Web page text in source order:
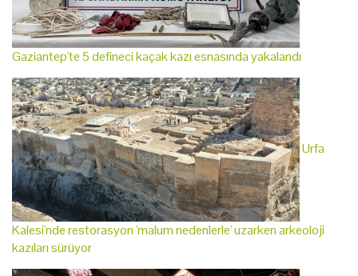
Gaziantep'te 5 defineci kaçak kazı esnasında yakalandı
Urfa
Kalesi'nde restorasyon 'malum nedenlerle' uzarken arkeoloji
kazıları sürüyor